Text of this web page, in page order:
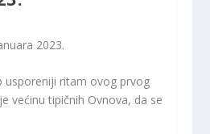
2023.
usporeniji ritam ovog prvog
većinu tipičnih Ovnova, da se